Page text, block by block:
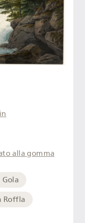
alla gomma
Gola
Roffla